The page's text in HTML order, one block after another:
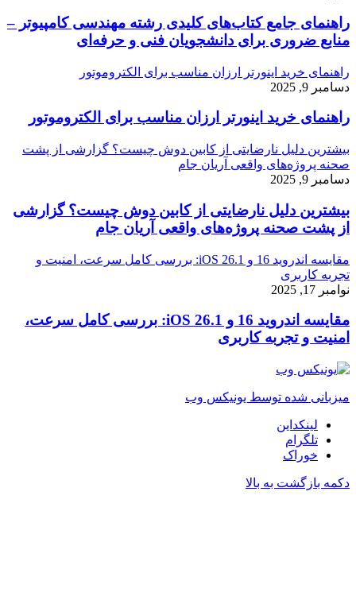
راهنمای جامع کتاب‌های کلیدی رشته مهندسی کامپیوتر –
منابع ضروری برای دانشجویان فنی و حرفه‌ای
راهنمای خرید اینورتر ارزان مناسب برای الکتروموتور
دسامبر 9, 2025
راهنمای خرید اینورتر ارزان مناسب برای الکتروموتور
بیشترین دلیل نارضایتی از کابین دوش چیست؟ گزارشی از پشت
صحنه پروژه‌های واقعی آریان جام
دسامبر 9, 2025
بیشترین دلیل نارضایتی از کابین دوش چیست؟ گزارشی
از پشت صحنه پروژه‌های واقعی آریان جام
مقایسه اندروید 16 و iOS 26.1: بررسی کامل سرعت، امنیت و
تجربه کاربری
نوامبر 17, 2025
مقایسه اندروید 16 و iOS 26.1: بررسی کامل سرعت،
امنیت و تجربه کاربری
میزبانی شده توسط یونیکس وب
لینکداین
تلگرام
خوراک
دکمه بازگشت به بالا